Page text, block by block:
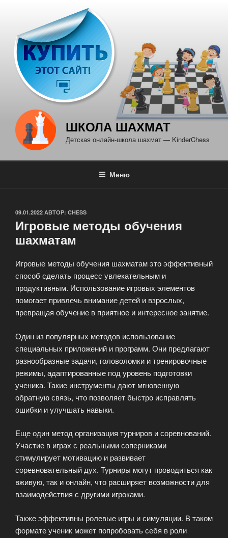
содержимому
ШКОЛА ШАХМАТ
Детская онлайн-школа шахмат — KinderChess
Меню
ОПУБЛИКОВАНО
09.01.2022 АВТОР: CHESS
Игровые методы обучения
шахматам
Игровые методы обучения шахматам это эффективный
способ сделать процесс увлекательным и
продуктивным. Использование игровых элементов
помогает привлечь внимание детей и взрослых,
превращая обучение в приятное и интересное занятие.
Один из популярных методов использование
специальных приложений и программ. Они предлагают
разнообразные задачи, головоломки и тренировочные
режимы, адаптированные под уровень подготовки
ученика. Такие инструменты дают мгновенную
обратную связь, что позволяет быстро исправлять
ошибки и улучшать навыки.
Еще один метод организация турниров и соревнований.
Участие в играх с реальными соперниками
стимулирует мотивацию и развивает
соревновательный дух. Турниры могут проводиться как
вживую, так и онлайн, что расширяет возможности для
взаимодействия с другими игроками.
Также эффективны ролевые игры и симуляции. В таком
формате ученик может попробовать себя в роли